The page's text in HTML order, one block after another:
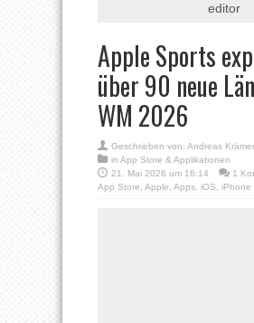
editor
Apple Sports
über 90 neue
WM 2026
Geschrieben von: Andreas Krämer
in App Store & Applikationen
21. Mai 2026 um 16:14
1
App Store, Apple, Apps, iOS, iPhone